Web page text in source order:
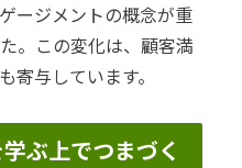
ージメントの概念が重
。この変化は、顧客満
寄与しています。
ぶ上でつまづく